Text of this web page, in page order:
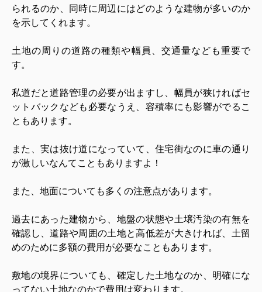
られるのか、同時に周辺にはどのような建物が多いのか
を示してくれます。
土地の周りの道路の種類や幅員、交通量なども重要で
す。
私道だと道路管理の必要が出ますし、幅員が狭ければセ
ットバックなども必要なうえ、容積率にも影響がでるこ
ともあります。
また、実は抜け道になっていて、住宅街なのに車の通り
が激しいなんてこともありますよ！
また、地面についても多くの注意点があります。
過去にあった建物から、地盤の状態や土壌汚染の有無を
確認し、道路や周囲の土地と高低差が大きければ、土留
めのために多額の費用が必要なこともあります。
敷地の境界についても、確定した土地なのか、明確にな
ってない土地なのかで費用は変わります。